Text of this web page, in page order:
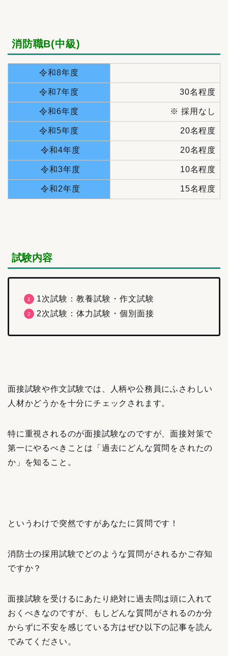
消防職B(中級)
令和8年度
令和7年度 30名程度
令和6年度 ※ 採用なし
令和5年度 20名程度
令和4年度 20名程度
令和3年度 10名程度
令和2年度 15名程度
試験内容
1次試験：教養試験・作文試験
2次試験：体力試験・個別面接
面接試験や作文試験では、人柄や公務員にふさわしい
人材かどうかを十分にチェックされます。
特に重視されるのが面接試験なのですが、面接対策で
第一にやるべきことは「過去にどんな質問をされたの
か」を知ること。
というわけで突然ですがあなたに質問です！
消防士の採用試験でどのような質問がされるかご存知
ですか？
面接試験を受けるにあたり絶対に過去問は頭に入れて
おくべきなのですが、もしどんな質問がされるのか分
からずに不安を感じている方はぜひ以下の記事を読ん
でみてください。